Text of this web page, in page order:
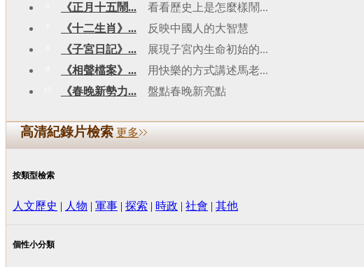
《正月十五鬧... 看看歷史上是怎麼樣鬧...
《十二生肖》... 反映中國人的大智慧
《子宮日記》... 展現子宮內生命初始的...
《相聲檔案》... 用快樂的方式講述馬老...
《春晚新勢力... 盤點春晚新亮點
高清紀錄片檢索 更多
按類型檢索
人文歷史 | 人物 | 軍事 | 探索 | 時政 | 社會 | 其他
個性小分類